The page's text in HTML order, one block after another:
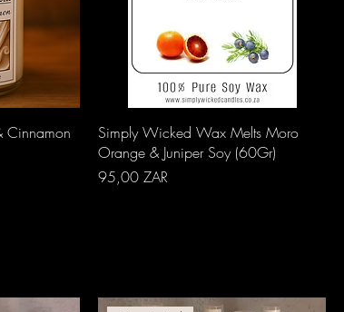
Cinnamon
Aperçu rapide
Simply Wicked Wax Melts Moro
Orange & Juniper Soy (60Gr)
Prix
95,00 ZAR